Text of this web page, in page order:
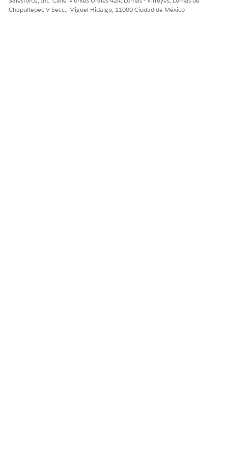
Chapultepec V Secc., Miguel Hidalgo, 11000 Ciudad de México